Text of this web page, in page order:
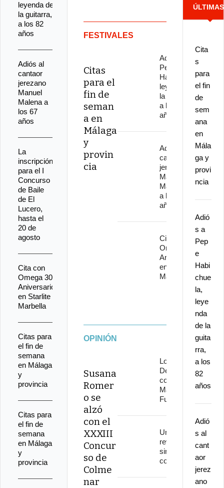
FESTIVALES
Citas
para el
fin de
seman
a en
Málaga
y
provin
cia
Adiós a
Pepe
Habichuela,
leyenda de
la guitarra,
a los 82
años
Adiós al
cantaor
jerezano
Manuel
Malena
a los 67
años
Cita con
Omega 30
Aniversario
en Starlite
Marbella
OPINIÓN
Susana
Romer
o se
alzó
con el
XXXIII
Concur
so de
Colme
nar
Los
Delinqüentes
conquistan
Marenostrum
Fuengirola
Una
revolución
sin
continuidad
ÚLTIMAS
Cita
s
para
el fin
de
sem
ana
en
Mála
ga y
provi
ncia
Adió
s a
Pep
e
Habi
chue
la,
leye
nda
de la
guita
rra,
a los
82
años
Adió
s al
cant
aor
jerez
ano
leyenda de
la guitarra,
a los 82
años
Adiós al
cantaor
jerezano
Manuel
Malena a
los 67
años
La
inscripción
para el I
Concurso
de Baile
de El
Lucero,
hasta el
20 de
agosto
Cita con
Omega 30
Aniversario
en Starlite
Marbella
Citas para
el fin de
semana
en Málaga
y
provincia
Citas para
el fin de
semana
en Málaga
y
provincia